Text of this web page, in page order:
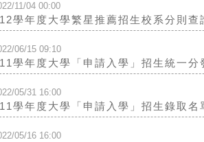
11/04 00:00
學年度大學繁星推薦招生校系分則
06/15 09:10
學年度大學「申請入學」招生統一
05/31 16:00
學年度大學「申請入學」招生錄取名
05/16 16:00